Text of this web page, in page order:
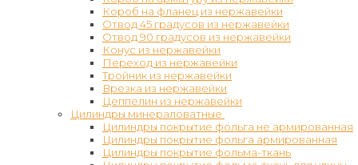
Короб на фланец из нержавейки
Отвод 45 градусов из нержавейки
Отвод 90 градусов из нержавейки
Конус из нержавейки
Переход из нержавейки
Тройник из нержавейки
Врезка из нержавейки
Цеппелин из нержавейки
Цилиндры минераловатные
Цилиндры покрытие фольга не армированная
Цилиндры покрытие фольга армированная
Цилиндры покрытие фольма-ткань